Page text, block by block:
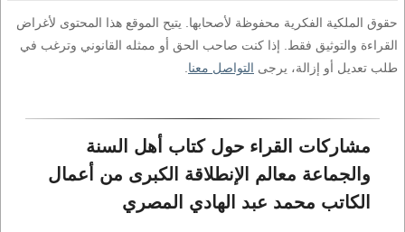
حقوق الملكية الفكرية محفوظة لأصحابها. يتيح الموقع هذا المحتوى لأغراض
القراءة والتوثيق فقط. إذا كنت صاحب الحق أو ممثله القانوني وترغب في
طلب تعديل أو إزالة، يرجى التواصل معنا
مشاركات القراء حول كتاب أهل السنة
والجماعة معالم الإنطلاقة الكبرى من أعمال
الكاتب محمد عبد الهادي المصري